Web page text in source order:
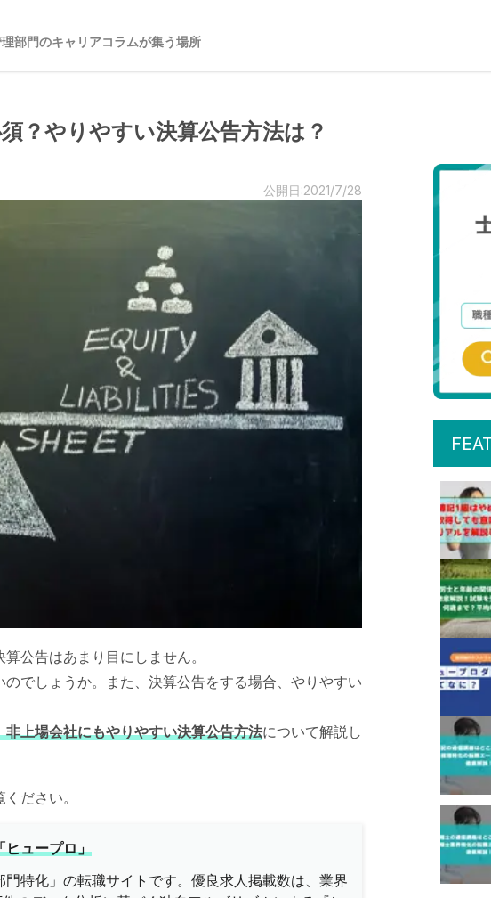
部門のキャリアコラムが集う場所
？やりやすい決算公告方法は？
公開日:2021/7/28
公告はあまり目にしません。
でしょうか。また、決算公告をする場合、やりやすい
上場会社にもやりやすい決算公告方法について解説し
ださい。
ヒュープロ」
門特化」の転職サイトです。優良求人掲載数は、業界